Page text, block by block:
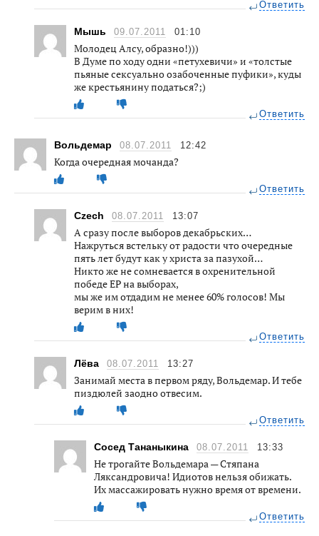
Ответить
Мышь 09.07.2011 01:10
Молодец Алсу, образно!)))
В Думе по ходу одни «петухевичи» и «толстые
пьяные сексуально озабоченные пуфики», куды
же крестьянину податься?;)
Ответить
Вольдемар 08.07.2011 12:42
Когда очередная мочанда?
Ответить
Czech 08.07.2011 13:07
А сразу после выборов декабрьских…
Нажруться встельку от радости что очередные
пять лет будут как у христа за пазухой…
Никто же не сомневается в охренительной
победе ЕР на выборах,
мы же им отдадим не менее 60% голосов! Мы
верим в них!
Ответить
Лёва 08.07.2011 13:27
Занимай места в первом ряду, Вольдемар. И тебе
пиздюлей заодно отвесим.
Ответить
Сосед Тананыкина 08.07.2011 13:33
Не трогайте Вольдемара — Стяпана
Ляксандровича! Идиотов нельзя обижать.
Их массажировать нужно время от времени.
Ответить